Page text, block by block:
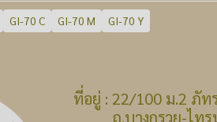
GI-70 C GI-70 M GI-70 Y
ที่อยู่ : 22/100 ม.2 ภัท
ถ.บางกรวย-ไทรน้